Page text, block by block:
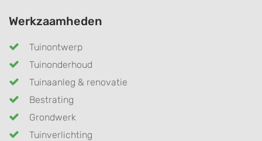
Werkzaamheden
Tuinontwerp
Tuinonderhoud
Tuinaanleg & renovatie
Bestrating
Grondwerk
Tuinverlichting